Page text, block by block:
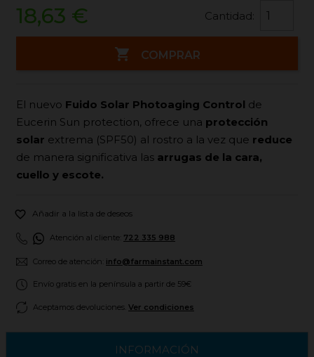
18,63 € Cantidad:
 COMPRAR
El nuevo Fuido Solar Photoaging Control de
Eucerin Sun protection, ofrece una protección
solar extrema (SPF50) al rostro a la vez que reduce
de manera significativa las arrugas de la cara,
cuello y escote.
 Añadir a la lista de deseos
Atención al cliente: 722 335 988
Correo de atención: info@farmainstant.com
Envío gratis en la península a partir de 59€
Aceptamos devoluciones. Ver condiciones
INFORMACIÓN